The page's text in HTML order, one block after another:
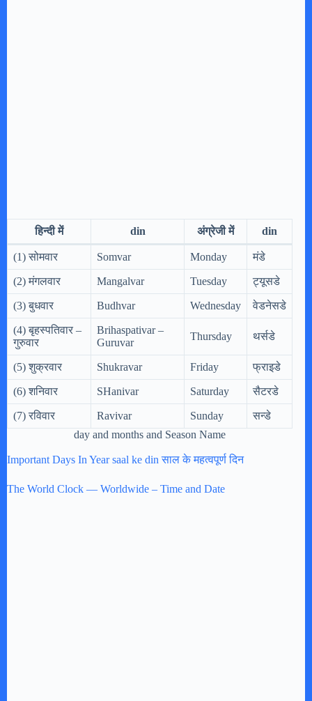
हिन्दी में din अंग्रेजी में din
(1) सोमवार Somvar Monday मंडे
(2) मंगलवार Mangalvar Tuesday ट्यूसडे
(3) बुधवार Budhvar Wednesday वेडनेसडे
(4) बृहस्पतिवार –
गुरुवार
Brihaspativar –
Guruvar
Thursday थर्सडे
(5) शुक्रवार Shukravar Friday फ्राइडे
(6) शनिवार SHanivar Saturday सैटरडे
(7) रविवार Ravivar Sunday
सन्डे
day and months and Season Name
Important Days In Year saal ke din साल के महत्वपूर्ण दिन
The World Clock — Worldwide – Time and Date